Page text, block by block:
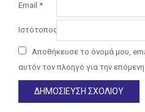
Email *
Ιστότοπος
Αποθήκευσε το όνομά μου,
αυτόν τον πλοηγό για την